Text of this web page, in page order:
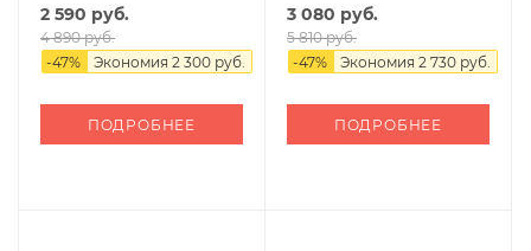
2 590 руб.
4 890 руб.
-47% Экономия 2 300 руб.
ПОДРОБНЕЕ
3 080 руб.
5 810 руб.
-47% Экономия 2 730 руб.
ПОДРОБНЕЕ